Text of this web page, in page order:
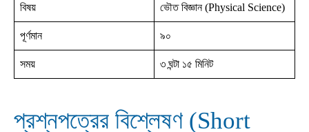
বিষয় ভৌত বিজ্ঞান (Physical Science)
পূর্ণমান ৯০
সময় ৩ ঘন্টা ১৫ মিনিট
প্রশ্নপত্রের বিশ্লেষণ (Short